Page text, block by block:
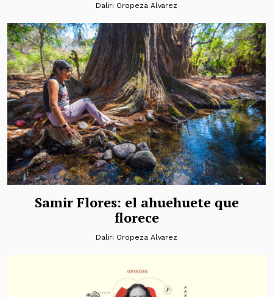
Daliri Oropeza Alvarez
Samir Flores: el ahuehuete que
florece
Daliri Oropeza Alvarez